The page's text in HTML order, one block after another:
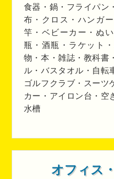
食器・鍋・フライパン
布・クロス・ハンガ
竿・ベビーカー・ぬ
瓶・酒瓶・ラケット
物・本・雑誌・教科書
ル・バスタオル・自転
ゴルフクラブ・スーツ
カー・アイロン台・空
水槽
オフィス